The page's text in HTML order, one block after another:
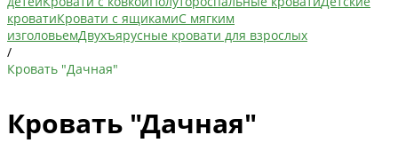
кроватиКровати с ящикамиС мягким
изголовьемДвухъярусные кровати для взрослых
/
Кровать "Дачная"
Кровать "Дачная"